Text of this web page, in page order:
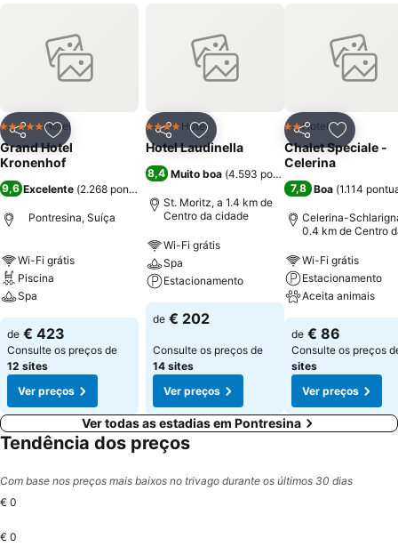
PartilharAdicionar aos favoritos
5 EstrelasHotel
Grand Hotel
Kronenhof
9,6 Excelente (2.268 pontuações
Pontresina, Suíça
Wi-Fi grátis
Piscina
Spa
de € 423
Consulte os preços de
12 sites
Ver preços
PartilharAdicionar aos favoritos
4 EstrelasHotel
Hotel Laudinella
8,4 Muito boa (4.593 pontuações
St. Moritz, a 1.4 km de
Centro da cidade
Wi-Fi grátis
Spa
Estacionamento
de € 202
Consulte os preços de
14 sites
Ver preços
Partilhar
2 Estrelas
Hotel
Chalet Speciale -
Celerina
7,8 Boa (1.114
Celerina-
0.4 km de Centro
Wi-Fi grátis
Estacionamento
Aceita animais
de € 86
Consulte os preços
sites
Ver preços
Ver todas as estadias em Pontresina
Tendência dos preços
Com base nos preços mais baixos no trivago durante os últimos 30 dias
€ 0
€ 0